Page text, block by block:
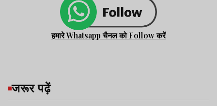
हमारे Whatsapp चैनल को Follow करें
जरूर पढ़ें